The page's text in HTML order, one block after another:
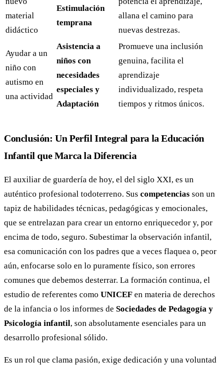
material
didáctico
Estimulación
temprana
allana el camino para
nuevas destrezas.
Ayudar a un
niño con
autismo en
una actividad
Asistencia a
niños con
necesidades
especiales y
Adaptación
Promueve una inclusión
genuina, facilita el
aprendizaje
individualizado, respeta
tiempos y ritmos únicos.
Conclusión: Un Perfil Integral para la Educación
Infantil que Marca la Diferencia
El auxiliar de guardería de hoy, el del siglo XXI, es un
auténtico profesional todoterreno. Sus competencias son un
tapiz de habilidades técnicas, pedagógicas y emocionales,
que se entrelazan para crear un entorno enriquecedor y, por
encima de todo, seguro. Subestimar la observación infantil,
esa comunicación con los padres que a veces flaquea o, peor
aún, enfocarse solo en lo puramente físico, son errores
comunes que debemos desterrar. La formación continua, el
estudio de referentes como UNICEF en materia de derechos
de la infancia o los informes de Sociedades de Pedagogía y
Psicología infantil, son absolutamente esenciales para un
desarrollo profesional sólido.
Es un rol que clama pasión, exige dedicación y una voluntad